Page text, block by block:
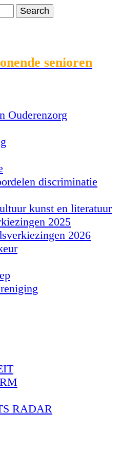
senioren
Ouderenzorg
discriminatie
kunst en literatuur
2025
2026
RADAR